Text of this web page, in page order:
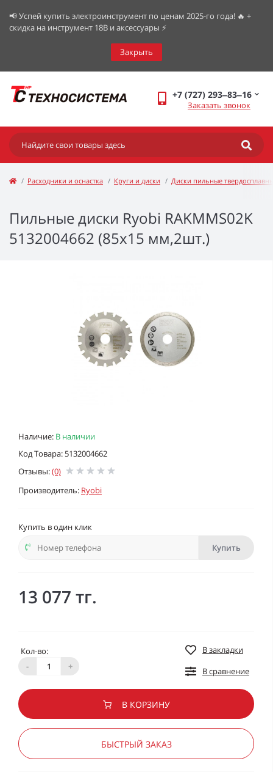
📢 Успей купить электроинструмент по ценам 2025-го года! 🔥 +
скидка на инструмент 18В и аксессуары ⚡️
Закрыть
+7 (727) 293‒83‒16
Заказать звонок
Расходники и оснастка Круги и диски Диски пильные
Пильные диски Ryobi RAKMMS02K
5132004662 (85х15 мм,2шт.)
Наличие: В наличии
Код Товара: 5132004662
Отзывы:(0)
Производитель: Ryobi
Купить в один клик
Купить
13 077 тг.
Кол-во:
-
+
В закладки
В сравнение
В КОРЗИНУ
БЫСТРЫЙ ЗАКАЗ